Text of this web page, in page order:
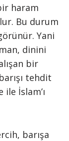
haram
Bu durum
Yani
dinini
bir
tehdit
İslam’ı
barışa